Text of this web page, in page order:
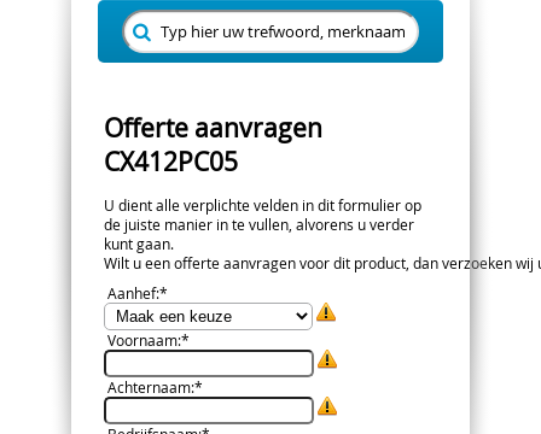
Offerte aanvragen
CX412PC05
U dient alle verplichte velden in dit formulier op
de juiste manier in te vullen, alvorens u verder
kunt gaan.
Wilt u een offerte aanvragen voor dit product, dan verzoeken
Aanhef:*
Voornaam:*
Achternaam:*